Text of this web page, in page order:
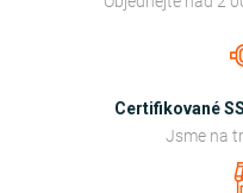
Certifikované
Jsme na